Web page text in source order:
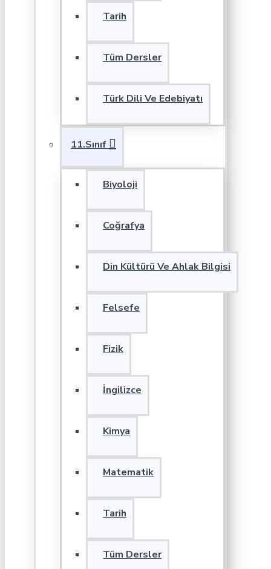
Tarih
Tüm Dersler
Türk Dili Ve Edebiyatı
11.Sınıf
Biyoloji
Coğrafya
Din Kültürü Ve Ahlak Bilgisi
Felsefe
Fizik
İngilizce
Kimya
Matematik
Tarih
Tüm Dersler